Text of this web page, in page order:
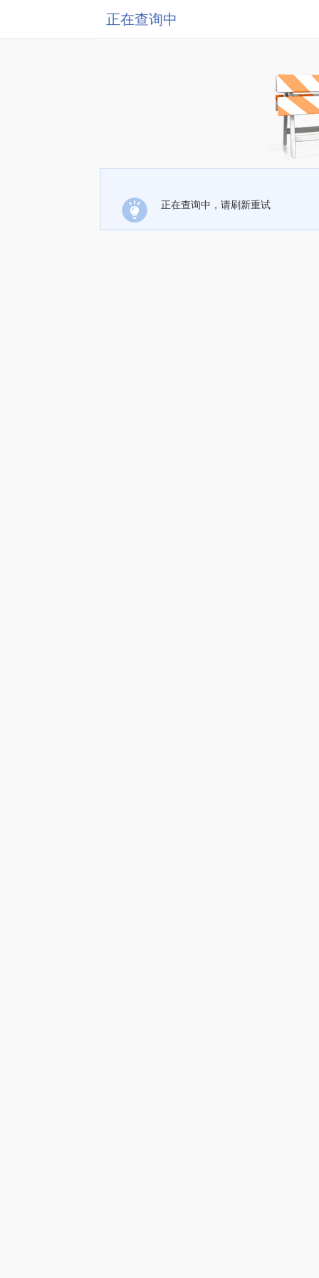
正在查询中
正在查询中，请刷新重试